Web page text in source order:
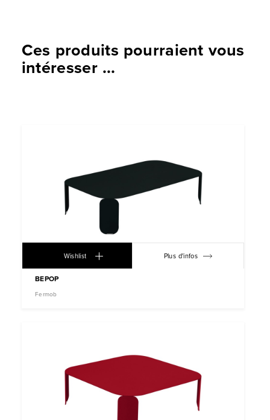
Ces produits pourraient vous
intéresser ...
Wishlist Plus d'infos
BEPOP
Fermob